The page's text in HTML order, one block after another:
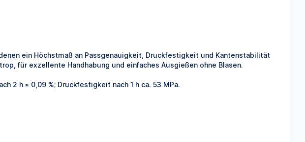
MEHR ENTDECKEN
ein Höchstmaß an Passgenauigkeit, Druckfestigkeit und Kantenstabilität
für exzellente Handhabung und einfaches Ausgießen ohne Blasen.
2 h ≤ 0,09 %; Druckfestigkeit nach 1 h ca. 53 MPa.